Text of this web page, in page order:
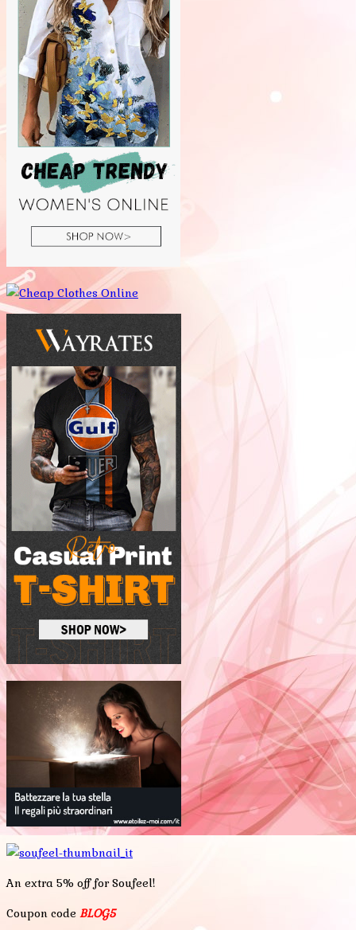
An extra 5% off for Soufeel!
Coupon code BLOG5